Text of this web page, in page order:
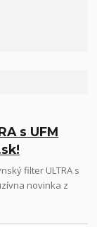
s UFM
filter ULTRA s
novinka z